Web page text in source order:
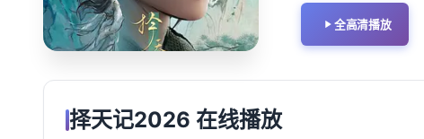
全高清播放
择天记2026 在线播放